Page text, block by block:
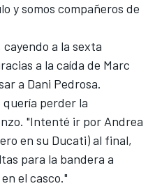
y somos compañeros de
a la sexta
a la caída de Marc
a Dani Pedrosa.
quería perder la
"Intenté ir por Andrea
en su Ducati) al final,
para la bandera a
el casco."